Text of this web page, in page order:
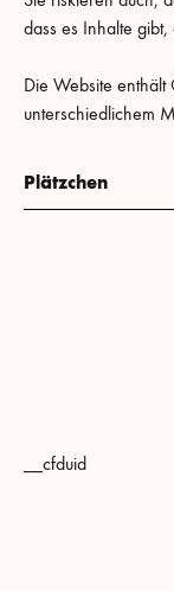
dass es Inhalte
Die Website enthält
unterschiedlichem
Plätzchen
__cfduid